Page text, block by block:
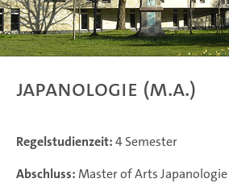
Japanologie (M.A.)
Regelstudienzeit:4 Semester
Abschluss:Master of Arts Japanologie